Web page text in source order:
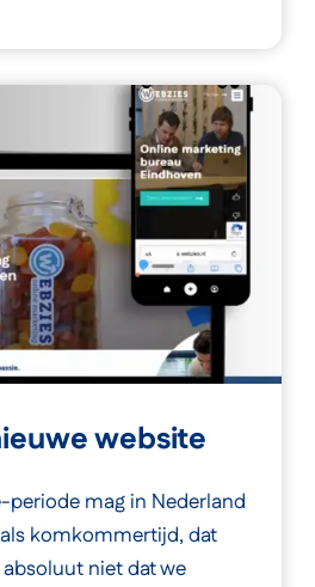
website
periode mag in Nederland
komkommertijd, dat
niet dat we